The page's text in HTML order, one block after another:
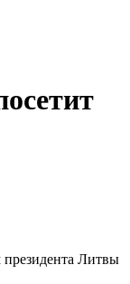
президента Литвы